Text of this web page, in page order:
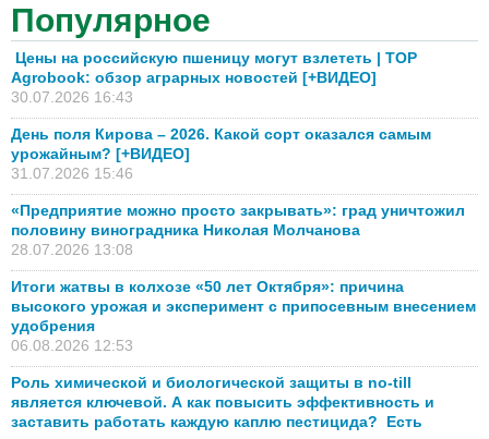
Популярное
Цены на российскую пшеницу могут взлететь | TOP
Agrobook: обзор аграрных новостей [+ВИДЕО]
30.07.2026 16:43
День поля Кирова – 2026. Какой сорт оказался самым
урожайным? [+ВИДЕО]
31.07.2026 15:46
«Предприятие можно просто закрывать»: град уничтожил
половину виноградника Николая Молчанова
28.07.2026 13:08
Итоги жатвы в колхозе «50 лет Октября»: причина
высокого урожая и эксперимент с припосевным внесением
удобрения
06.08.2026 12:53
Роль химической и биологической защиты в no-till
является ключевой. А как повысить эффективность и
заставить работать каждую каплю пестицида? Есть